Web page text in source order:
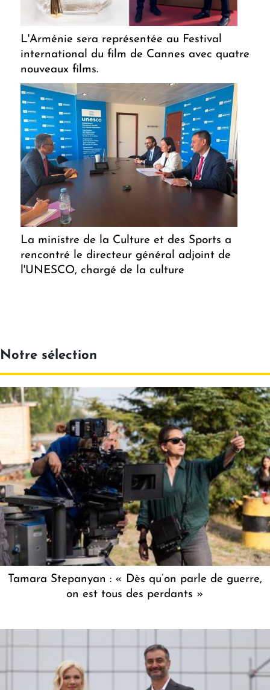
L'Arménie sera représentée au Festival
international du film de Cannes avec quatre
nouveaux films.
La ministre de la Culture et des Sports a
rencontré le directeur général adjoint de
l'UNESCO, chargé de la culture
Notre sélection
Tamara Stepanyan : « Dès qu’on parle de guerre,
on est tous des perdants »